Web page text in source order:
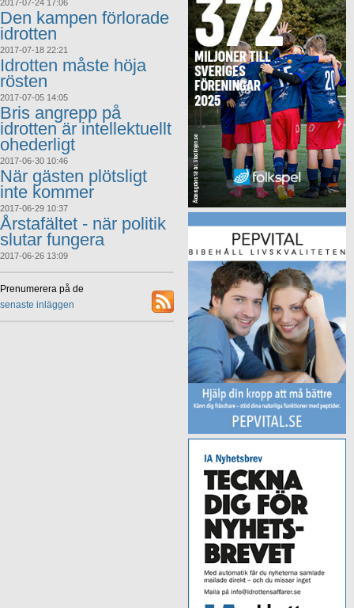
2017-07-24 17:06
Den kampen förlorade
idrotten
2017-07-18 22:21
Idrotten måste höja
rösten
2017-07-05 14:05
Bris angrepp på
idrotten är intellektuellt
ohederligt
2017-06-30 10:46
När gästen plötsligt
inte kommer
2017-06-29 10:37
Årstafältet - när politik
slutar fungera
2017-06-26 13:09
Prenumerera på de
senaste inläggen